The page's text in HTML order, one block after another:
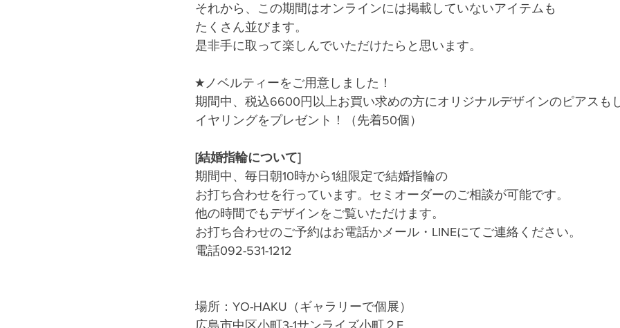
それから、この期間はオンラインには掲載していないアイテムも
たくさん並びます。
是非手に取って楽しんでいただけたらと思います。
★ノベルティーをご用意しました！
期間中、税込6600円以上お買い求めの方にオリジナルデザインのピアスも
イヤリングをプレゼント！（先着50個）
[結婚指輪について]
期間中、毎日朝10時から1組限定で結婚指輪の
お打ち合わせを行っています。セミオーダーのご相談が可能です。
他の時間でもデザインをご覧いただけます。
お打ち合わせのご予約はお電話かメール・LINEにてご連絡ください。
電話092-531-1212
場所：YO-HAKU（ギャラリーで個展）
広島市中区小町3-1サンライズ小町２F